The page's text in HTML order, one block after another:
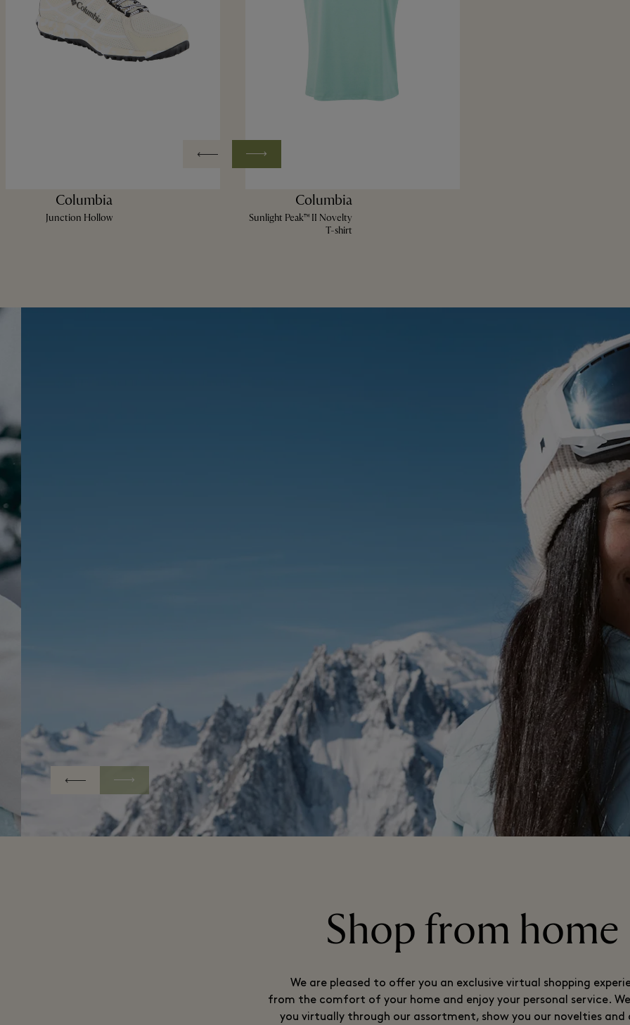
Columbia
Junction Hollow
Columbia
Sunlight Peak™ II Novelty
T-shirt
Shop from home
We are pleased to offer you an exclusive virtual shopping
from the comfort of your home and enjoy your personal service.
you virtually through our assortment, show you our novelties and